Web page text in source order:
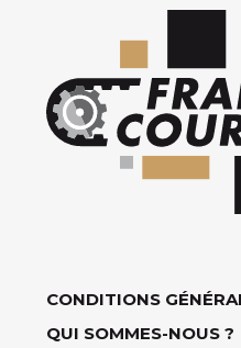
CONDITIONS
QUI SOMMES-NOUS ?